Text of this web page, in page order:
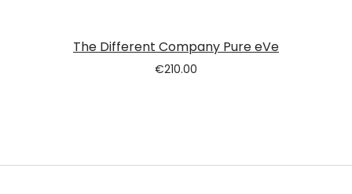
The Different Company Pure eVe
€210.00